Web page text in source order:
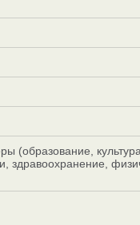
культура
здравоохранение,